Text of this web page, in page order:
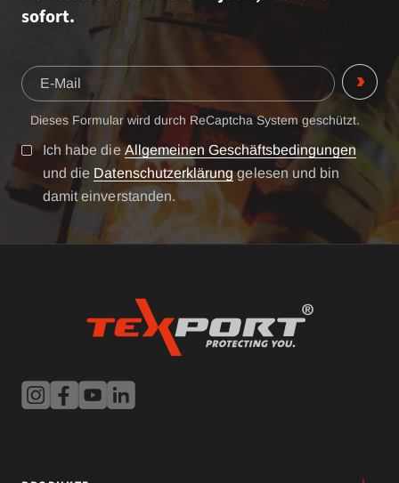
sofort.
Dieses Formular wird durch ReCaptcha System geschützt.
Ich habe die Allgemeinen Geschäftsbedingungen
und die Datenschutzerklärunggelesen und bin
damit einverstanden.